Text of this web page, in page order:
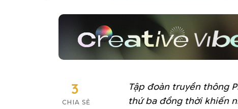
3
CHIA SẺ
Tập đoàn truyền thông
thứ ba đồng thời khiến